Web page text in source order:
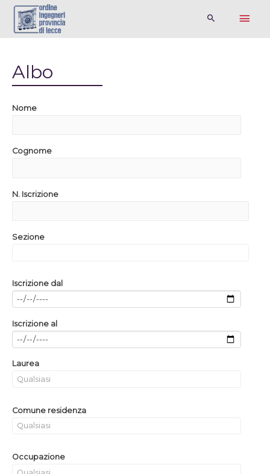
Albo
Nome
Cognome
N. Iscrizione
Sezione
Iscrizione dal
Iscrizione al
Laurea
Comune residenza
Occupazione